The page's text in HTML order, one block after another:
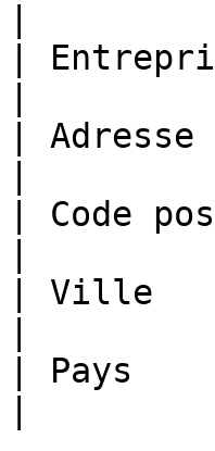
|
|
| Code
| Ville
| Pays